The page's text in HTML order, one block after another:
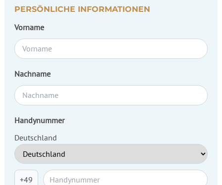
PERSÖNLICHE INFORMATIONEN
Vorname
Nachname
Handynummer
Deutschland
+49